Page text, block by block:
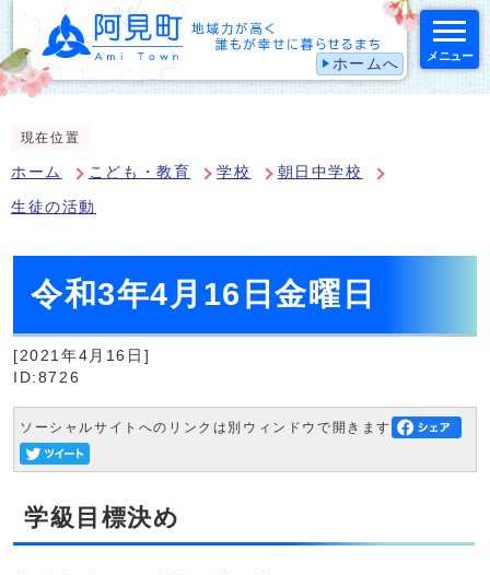
ホームへ メニュー
現在位置
ホーム こども・教育 学校 朝日中学校
生徒の活動
令和3年4月16日金曜日
[2021年4月16日]
ID:8726
ソーシャルサイトへのリンクは別ウィンドウで開きます
学級目標決め